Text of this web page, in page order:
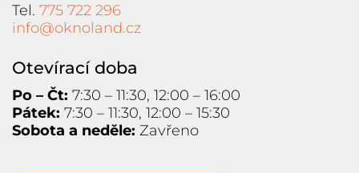
Tel. 775 722 296
info@oknoland.cz
Otevírací doba
Po – Čt: 7:30 – 11:30, 12:00 – 16:00
Pátek: 7:30 – 11:30, 12:00 – 15:30
Sobota a neděle: Zavřeno